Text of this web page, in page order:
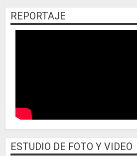
REPORTAJE
ESTUDIO DE FOTO Y VIDEO